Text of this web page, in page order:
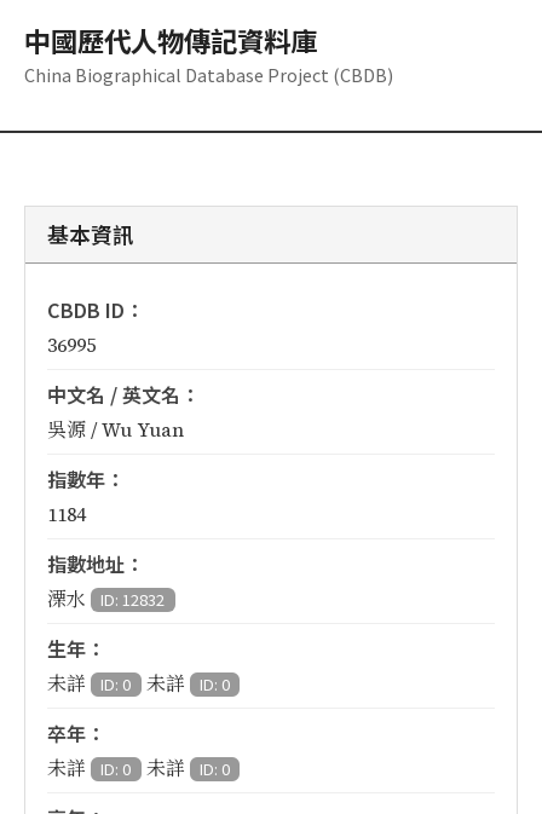
中國歷代人物傳記資料庫
China Biographical Database Project (CBDB)
基本資訊
CBDB ID：
36995
中文名 / 英文名：
吳源 / Wu Yuan
指數年：
1184
指數地址：
溧水 ID: 12832
生年：
未詳 ID: 0 未詳 ID: 0
卒年：
未詳 ID: 0 未詳 ID: 0